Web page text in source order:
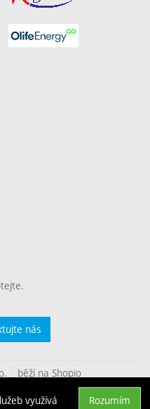
využívá Rozumím
nás
běží na Shopio